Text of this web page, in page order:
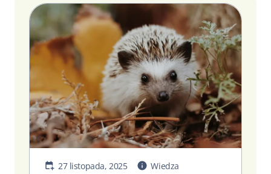
27 listopada, 2025 Wiedza